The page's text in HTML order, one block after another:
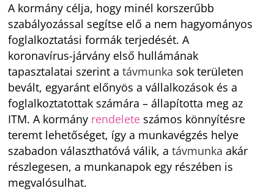
A kormány célja, hogy minél korszerűbb
szabályozással segítse elő a nem hagyományos
foglalkoztatási formák terjedését. A
koronavírus-járvány első hullámának
tapasztalatai szerint atávmunka sok területen
bevált, egyaránt előnyös a vállalkozások és a
foglalkoztatottak számára – állapította meg az
ITM. A kormány rendelete számos könnyítésre
teremt lehetőséget, így a munkavégzés helye
szabadon választhatóvá válik, atávmunka akár
részlegesen, a munkanapok egy részében is
megvalósulhat.